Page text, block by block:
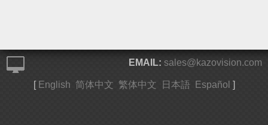
EMAIL: sales@kazovision.com
[ English 简体中文 繁体中文 日本語 Español ]